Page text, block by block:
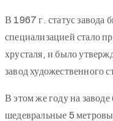
В 1967 г. статус завода
специализацией стало
хрусталя, и было
завод художественного
В этом же году на
шедевральные 5